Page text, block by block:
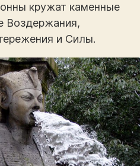
кружат каменные
Воздержания,
и Силы.